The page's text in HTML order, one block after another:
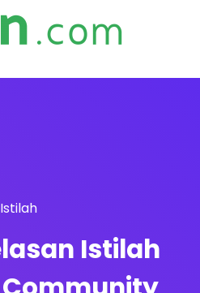
Istilah
Istilah